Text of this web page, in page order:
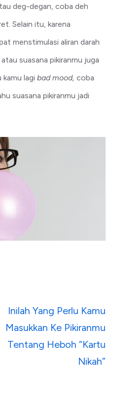
deg-degan, coba deh
Selain itu, karena
menstimulasi aliran darah
suasana pikiranmu juga
kamu lagi bad mood, coba
suasana pikiranmu jadi
Inilah Yang Perlu Kamu
Masukkan Ke Pikiranmu
Tentang Heboh “Kartu
Nikah”